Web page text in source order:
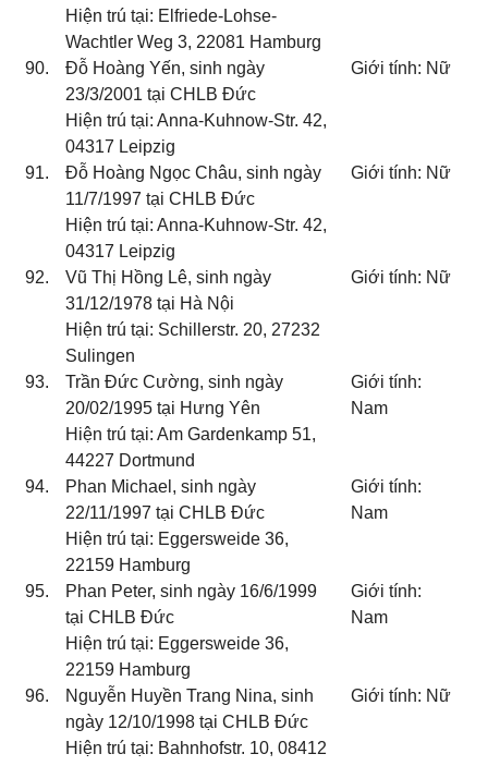
Hiện trú tại: Elfriede-Lohse-
Wachtler Weg 3, 22081 Hamburg
90.
Đỗ Hoàng Yến, sinh ngày
23/3/2001 tại CHLB Đức
Hiện trú tại: Anna-Kuhnow-Str. 42,
04317 Leipzig
Giới tính: Nữ
91.
Đỗ Hoàng Ngọc Châu, sinh ngày
11/7/1997 tại CHLB Đức
Hiện trú tại: Anna-Kuhnow-Str. 42,
04317 Leipzig
Giới tính: Nữ
92.
Vũ Thị Hồng Lê, sinh ngày
31/12/1978 tại Hà Nội
Hiện trú tại: Schillerstr. 20, 27232
Sulingen
Giới tính: Nữ
93.
Trần Đức Cường, sinh ngày
20/02/1995 tại Hưng Yên
Hiện trú tại: Am Gardenkamp 51,
44227 Dortmund
Giới tính:
Nam
94.
Phan Michael, sinh ngày
22/11/1997 tại CHLB Đức
Hiện trú tại: Eggersweide 36,
22159 Hamburg
Giới tính:
Nam
95.
Phan Peter, sinh ngày 16/6/1999
tại CHLB Đức
Hiện trú tại: Eggersweide 36,
22159 Hamburg
Giới tính:
Nam
96.
Nguyễn Huyền Trang Nina, sinh
ngày 12/10/1998 tại CHLB Đức
Hiện trú tại: Bahnhofstr. 10, 08412
Giới tính: Nữ